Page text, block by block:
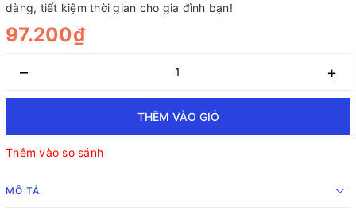
dàng, tiết kiệm thời gian cho gia đình bạn!
97.200₫
– +
THÊM VÀO GIỎ
Thêm vào so sánh
MÔ TẢ